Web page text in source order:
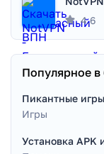
4.6
Популярное в
Пикантные
Игры
Установка APK